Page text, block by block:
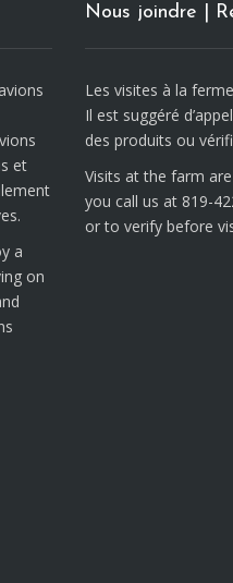
et
a
on
Nous joindre |
Les visites à la
Il est suggéré
des produits ou
Visits at the farm
you call us at 819-
or to verify before